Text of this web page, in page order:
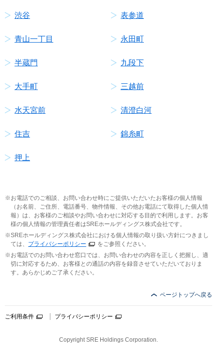
渋谷 表参道
青山一丁目 永田町
半蔵門 九段下
大手町 三越前
水天宮前 清澄白河
住吉 錦糸町
押上
お電話でのご相談、お問い合わせ時にご提供いただいたお客様の個人情報
（お名前、ご住所、電話番号、物件情報、その他お電話にて取得した個人情
報）は、お客様のご相談やお問い合わせに対応する目的で利用します。お客
様の個人情報の管理責任者はSREホールディングス株式会社です。
SREホールディングス株式会社における個人情報の取り扱い方針につきまし
ては、 プライバシーポリシー
をご参照ください。
お電話でのお問い合わせ窓口では、お問い合わせの内容を正しく把握し、適
切に対応するため、お客様との通話の内容を録音させていただいておりま
す。あらかじめご了承ください。
ページトップへ戻る
ご利用条件 プライバシーポリシー
Copyright SRE Holdings Corporation.